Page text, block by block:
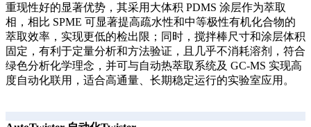
重现性好的显著优势，其采用大体积 PDMS 涂层作为萃取
相，相比 SPME 可显著提高疏水性和中等极性有机化合物的
萃取效率，实现更低的检出限；同时，搅拌棒尺寸和涂层体积
固定，有利于定量分析和方法验证，且几乎不消耗溶剂，符合
绿色分析化学理念，并可与自动热萃取系统及 GC-MS 实现高
度自动化联用，适合高通量、长期稳定运行的实验室应用。